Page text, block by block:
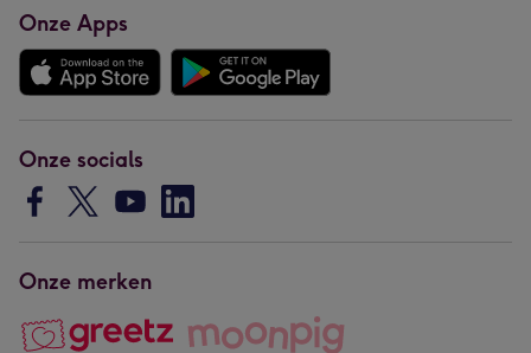
Onze Apps
Onze socials
Onze merken